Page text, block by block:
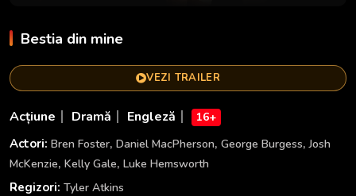
Bestia din mine
VEZI TRAILER
Acțiune Dramă Engleză 16+
Actori: Bren Foster, Daniel MacPherson, George Burgess,Josh
McKenzie, Kelly Gale, Luke Hemsworth
Regizori: Tyler Atkins